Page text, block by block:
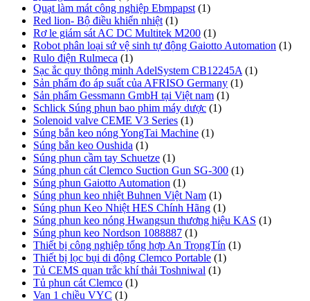
Quạt làm mát công nghiệp Ebmpapst (1)
Red lion- Bộ điều khiển nhiệt (1)
Rơ le giám sát AC DC Multitek M200 (1)
Robot phân loại sứ vệ sinh tự động Gaiotto Automation (1)
Rulo điện Rulmeca (1)
Sạc ắc quy thông minh AdelSystem CB12245A (1)
Sản phẩm đo áp suất của AFRISO Germany (1)
Sản phẩm Gessmann GmbH tại Việt nam (1)
Schlick Súng phun bao phim máy dược (1)
Solenoid valve CEME V3 Series (1)
Súng bắn keo nóng YongTai Machine (1)
Súng bắn keo Oushida (1)
Súng phun cầm tay Schuetze (1)
Súng phun cát Clemco Suction Gun SG-300 (1)
Súng phun Gaiotto Automation (1)
Súng phun keo nhiệt Buhnen Việt Nam (1)
Súng phun Keo Nhiệt HES Chính Hãng (1)
Súng phun keo nóng Hwangsun thương hiệu KAS (1)
Súng phun keo Nordson 1088887 (1)
Thiết bị công nghiệp tổng hợp An TrọngTín (1)
Thiết bị lọc bụi di động Clemco Portable (1)
Tủ CEMS quan trắc khí thải Toshniwal (1)
Tủ phun cát Clemco (1)
Van 1 chiều VYC (1)